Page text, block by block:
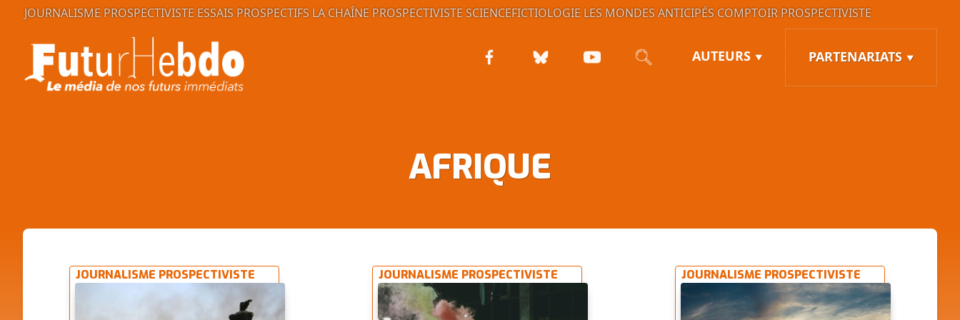
JOURNALISME PROSPECTIVISTE ESSAIS PROSPECTIFSLA CHAÎNE PROSPECTIVISTE SCIENCEFICTIOLOGIE LES MONDES ANTICIPÉSCOMPTOIR PROSPECTIVISTE
AUTEURS PARTENARIATS
AFRIQUE
JOURNALISME PROSPECTIVISTE JOURNALISME PROSPECTIVISTE JOURNALISME PROSPECTIVISTE